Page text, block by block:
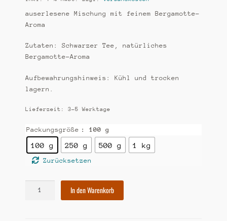
auserlesene Mischung mit feinem Bergamotte-
Aroma
Zutaten: Schwarzer Tee, natürliches
Bergamotte-Aroma
Aufbewahrungshinweis: Kühl und trocken
lagern.
Lieferzeit: 3-5 Werktage
Packungsgröße : 100 g
100 g 250 g 500 g 1 kg
Zurücksetzen
In den Warenkorb